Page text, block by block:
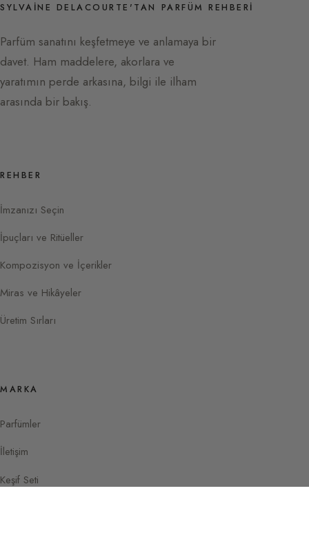
SYLVAINE DELACOURTE'TAN PARFÜM REHBERI
Parfüm sanatını keşfetmeye ve anlamaya bir
davet. Ham maddelere, akorlara ve
yaratımın perde arkasına, bilgi ile ilham
arasında bir bakış.
REHBER
İmzanızı Seçin
İpuçları ve Ritüeller
Kompozisyon ve İçerikler
Miras ve Hikâyeler
Üretim Sırları
MARKA
Parfümler
İletişim
Keşif Seti